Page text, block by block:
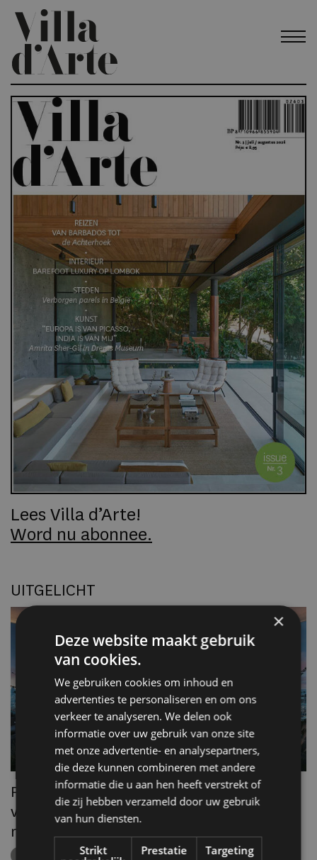
Lees Villa d’Arte!
Word nu abonnee.
UITGELICHT
Front row seats voor de zonsverduistering
van 12 augustus: hier beleef je het
natuurfenomeen in stijl
zonsverduistering eclips Europa
Amsterdam
×
Deze website maakt gebruik
van cookies.
We gebruiken cookies om inhoud en
advertenties te personaliseren en om ons
verkeer te analyseren. We delen ook
informatie over uw gebruik van onze site
met onze advertentie- en analysepartners,
die deze kunnen combineren met andere
informatie die u aan hen heeft verstrekt of
die zij hebben verzameld door uw gebruik
van hun diensten.
Strikt
Prestatie Targeting